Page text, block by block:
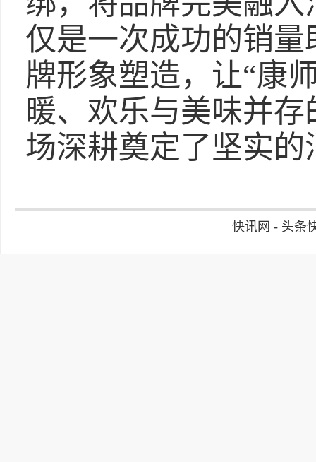
仅是一次成功的销
牌形象塑造，让“康
暖、欢乐与美味并
场深耕奠定了坚实
快讯网 - 头条